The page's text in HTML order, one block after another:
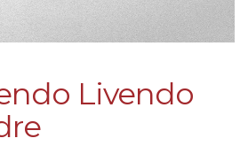
Livendo